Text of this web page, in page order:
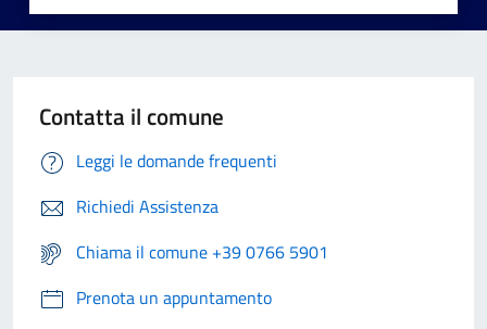
Contatta il comune
Leggi le domande frequenti
Richiedi Assistenza
Chiama il comune +39 0766 5901
Prenota un appuntamento